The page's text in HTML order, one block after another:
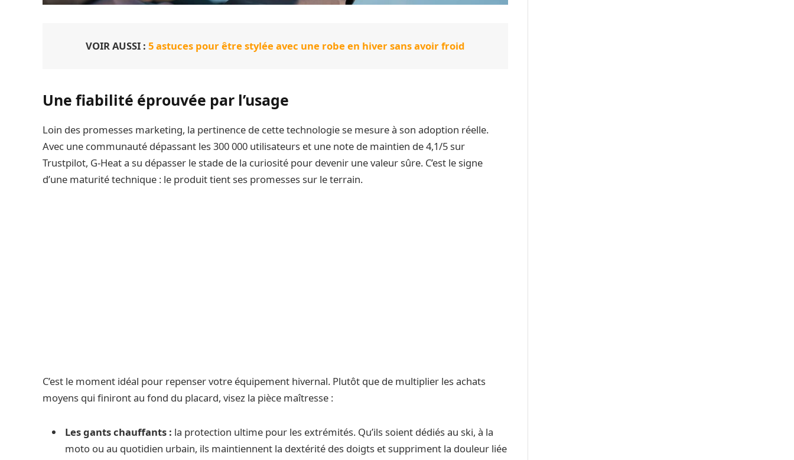
VOIR AUSSI : 5 astuces pour être stylée avec une robe en hiver sans avoir froid
Une fiabilité éprouvée par l’usage
Loin des promesses marketing, la pertinence de cette technologie se mesure à son adoption réelle.
Avec une communauté dépassant les 300 000 utilisateurs et une note de maintien de 4,1/5 sur
Trustpilot, G-Heat a su dépasser le stade de la curiosité pour devenir une valeur sûre. C’est le signe
d’une maturité technique : le produit tient ses promesses sur le terrain.
C’est le moment idéal pour repenser votre équipement hivernal. Plutôt que de multiplier les achats
moyens qui finiront au fond du placard, visez la pièce maîtresse :
Les gants chauffants : la protection ultime pour les extrémités. Qu’ils soient dédiés au ski, à la
moto ou au quotidien urbain, ils maintiennent la dextérité des doigts et suppriment la douleur liée